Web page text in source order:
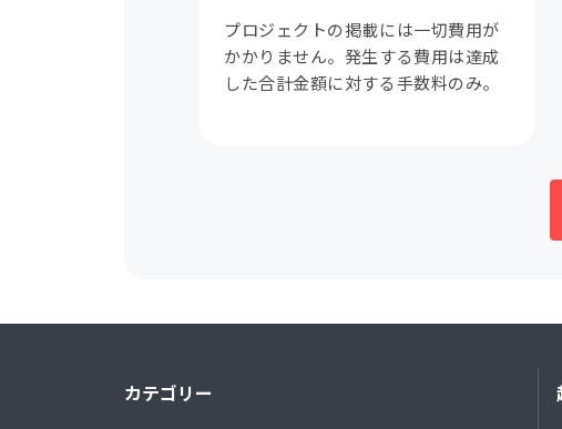
プロジェクトの掲載には一切費用が
かかりません。発生する費用は達成
した合計金額に対する手数料のみ。
カテゴリー